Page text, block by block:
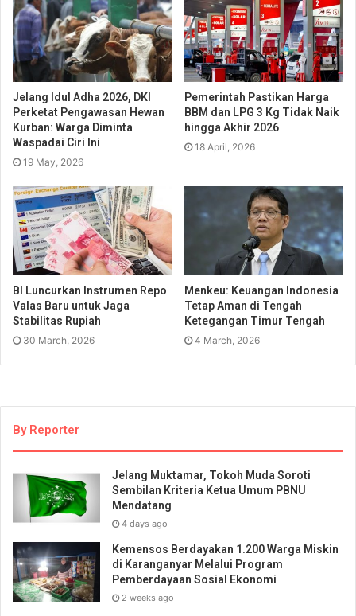
Jelang Idul Adha 2026, DKI
Perketat Pengawasan Hewan
Kurban: Warga Diminta
Waspadai Ciri Ini
19 May, 2026
Pemerintah Pastikan Harga
BBM dan LPG 3 Kg Tidak Naik
hingga Akhir 2026
18 April, 2026
BI Luncurkan Instrumen Repo
Valas Baru untuk Jaga
Stabilitas Rupiah
30 March, 2026
Menkeu: Keuangan Indonesia
Tetap Aman di Tengah
Ketegangan Timur Tengah
4 March, 2026
By Reporter
Jelang Muktamar, Tokoh Muda Soroti
Sembilan Kriteria Ketua Umum PBNU
Mendatang
4 days ago
Kemensos Berdayakan 1.200 Warga Miskin
di Karanganyar Melalui Program
Pemberdayaan Sosial Ekonomi
2 weeks ago